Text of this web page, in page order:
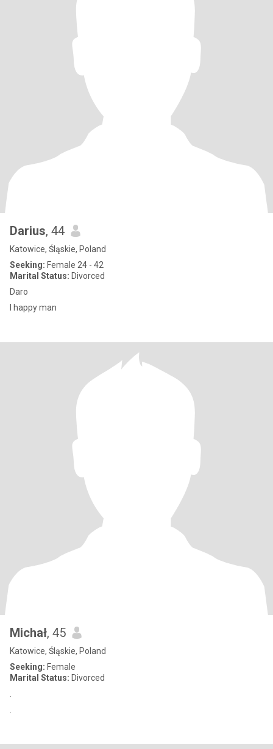
Darius, 44
Katowice, Śląskie, Poland
Seeking: Female 24 - 42
Marital Status: Divorced
Daro
I happy man
Michał, 45
Katowice, Śląskie, Poland
Seeking: Female
Marital Status: Divorced